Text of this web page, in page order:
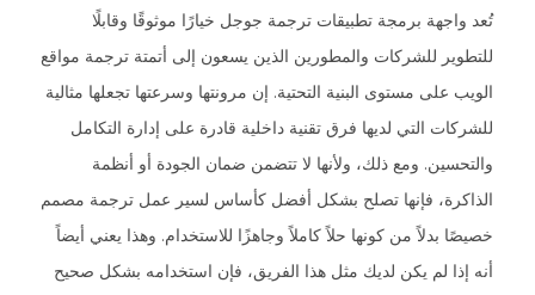
تُعد واجهة برمجة تطبيقات ترجمة جوجل خيارًا موثوقًا وقابلًا
للتطوير للشركات والمطورين الذين يسعون إلى أتمتة ترجمة مواقع
الويب على مستوى البنية التحتية. إن مرونتها وسرعتها تجعلها مثالية
للشركات التي لديها فرق تقنية داخلية قادرة على إدارة التكامل
والتحسين. ومع ذلك، ولأنها لا تتضمن ضمان الجودة أو أنظمة
الذاكرة، فإنها تصلح بشكل أفضل كأساس لسير عمل ترجمة مصمم
خصيصًا بدلاً من كونها حلاً كاملاً وجاهزًا للاستخدام. وهذا يعني أيضاً
أنه إذا لم يكن لديك مثل هذا الفريق، فإن استخدامه بشكل صحيح